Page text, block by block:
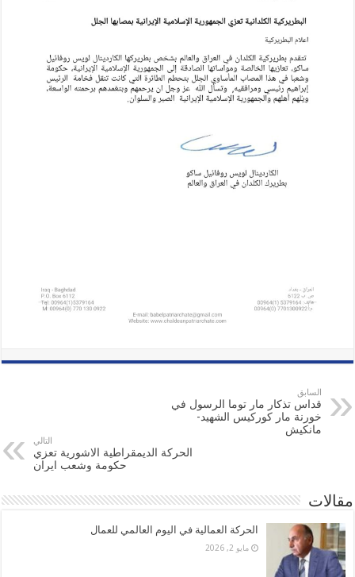
السابق
قداس تذكار مار توما الرسول في
خورنة مار كوركيس الشهيد-
مانكيش
التالي
الحركة الديمقراطية الاشورية تعزي
حكومة وشعب ايران
مقالات
الحركة العمالية في اليوم العالمي للعمال
مايو 2, 2026